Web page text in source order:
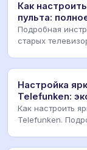
Как
пульта:
Подробная
старых
Настройка
Telefunken:
Как настроить
Telefunken.